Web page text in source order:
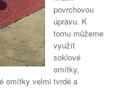
povrchovou
úpravu. K
tomu můžeme
využít
soklové
omítky,
omítky velmi tvrdé a